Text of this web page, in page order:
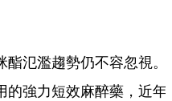
酯氾濫趨勢仍不容忽視。
的強力短效麻醉藥，近年